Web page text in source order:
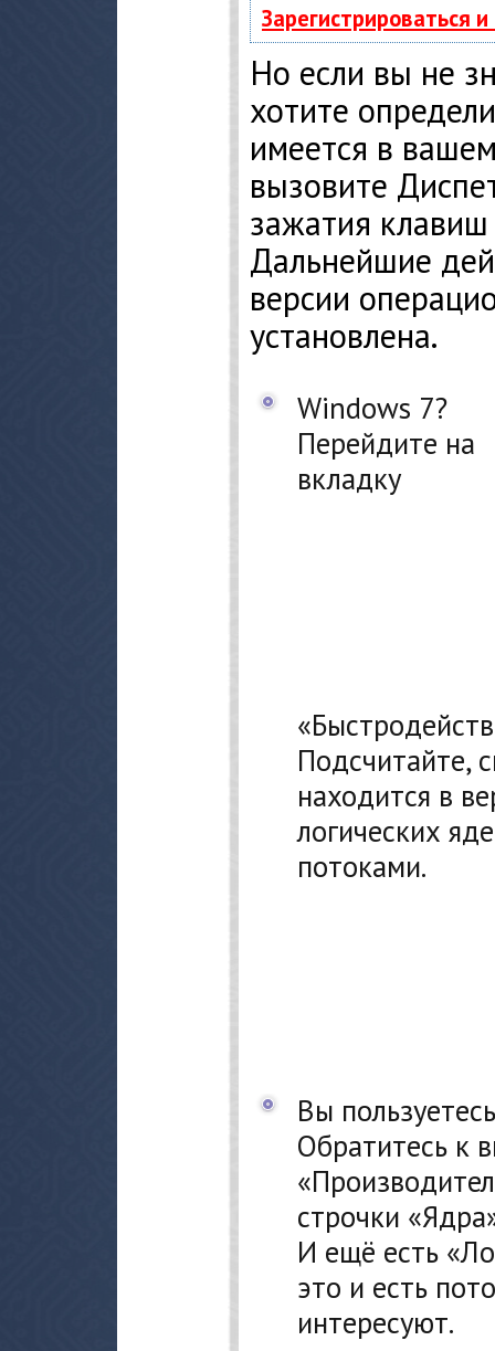
Зарегистрироваться
Но если вы не
хотите
имеется в
вызовите
зажатия
Дальнейшие
версии
установлена.
Windows 7?
Перейдите на
вкладку
Подсчитайте,
находится в
логических
потоками.
Вы
Обратитесь к
строчки
И ещё есть
это и есть
интересуют.